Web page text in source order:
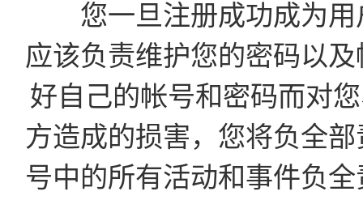
您一旦注册成功成为用
应该负责维护您的密码以
好自己的帐号和密码而对
方造成的损害，您将负全
号中的所有活动和事件负